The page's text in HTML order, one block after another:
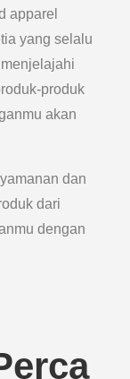
apparel
yang selalu
produk
akan
dan
dari
dengan